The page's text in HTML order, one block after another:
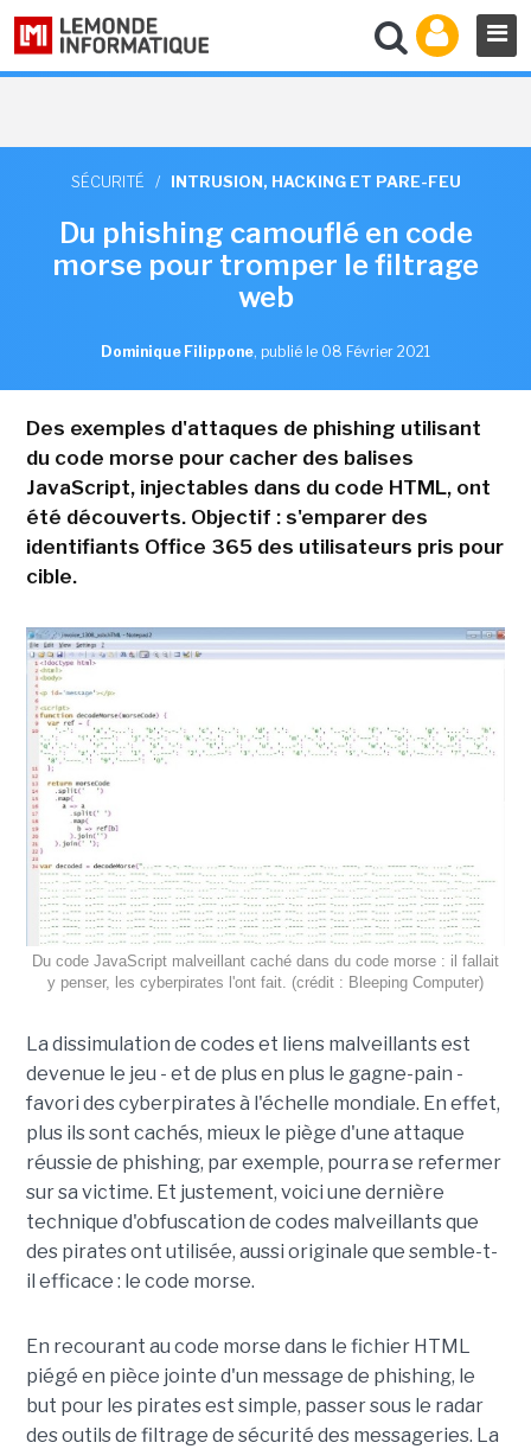
SÉCURITÉ / INTRUSION, HACKING ET PARE-FEU
Du phishing camouflé en code
morse pour tromper le filtrage
web
Dominique Filippone, publié le 08 Février 2021
Des exemples d'attaques de phishing utilisant
du code morse pour cacher des balises
JavaScript, injectables dans du code HTML, ont
été découverts. Objectif : s'emparer des
identifiants Office 365 des utilisateurs pris pour
cible.
Du code JavaScript malveillant caché dans du code morse : il fallait
y penser, les cyberpirates l'ont fait. (crédit : Bleeping Computer)
La dissimulation de codes et liens malveillants est
devenue le jeu - et de plus en plus le gagne-pain -
favori des cyberpirates à l'échelle mondiale. En effet,
plus ils sont cachés, mieux le piège d'une attaque
réussie de phishing, par exemple, pourra se refermer
sur sa victime. Et justement, voici une dernière
technique d'obfuscation de codes malveillants que
des pirates ont utilisée, aussi originale que semble-t-
il efficace : le code morse.
En recourant au code morse dans le fichier HTML
piégé en pièce jointe d'un message de phishing, le
but pour les pirates est simple, passer sous le radar
des outils de filtrage de sécurité des messageries. La